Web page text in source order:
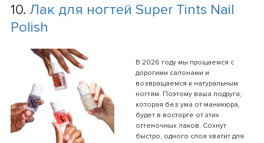
10. Лак для ногтей Super Tints Nail
Polish
В 2026 году мы прощаемся с
дорогими салонами и
возвращаемся к натуральным
ногтям. Поэтому ваша подруга,
которая без ума от маникюра,
будет в восторге от этих
оттеночных лаков. Сохнут
быстро, одного слоя хватит для